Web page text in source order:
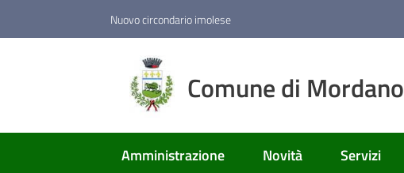
Nuovo circondario imolese
Comune di Mordano
Amministrazione Novità Servizi